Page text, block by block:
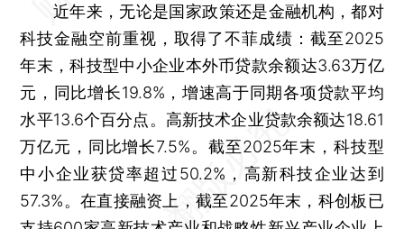
近年来，无论是国家政策还是金融机构，都对
科技金融空前重视，取得了不菲成绩：截至2025
年末，科技型中小企业本外币贷款余额达3.63万亿
元，同比增长19.8%，增速高于同期各项贷款平均
水平13.6个百分点。高新技术企业贷款余额达18.61
万亿元，同比增长7.5%。截至2025年末，科技型
中小企业获贷率超过50.2%，高新科技企业达到
57.3%。在直接融资上，截至2025年末，科创板已